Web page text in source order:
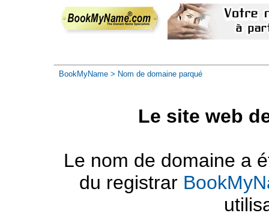
BookMyName > Nom de domaine parqué
Le site web
Le nom de domaine a
du registrar